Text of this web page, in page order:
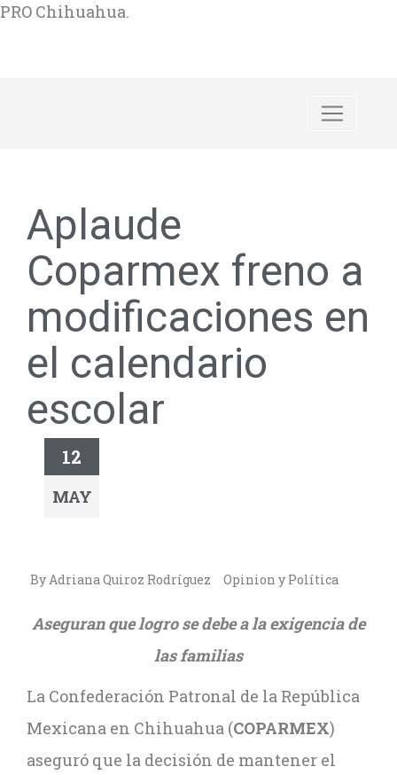
PRO Chihuahua.
Aplaude
Coparmex freno a
modificaciones en
el calendario
escolar
12
MAY
By Adriana Quiroz Rodríguez Opinion y Política
Aseguran que logro se debe a la exigencia de
las familias
La Confederación Patronal de la República
Mexicana en Chihuahua (COPARMEX)
aseguró que la decisión de mantener el